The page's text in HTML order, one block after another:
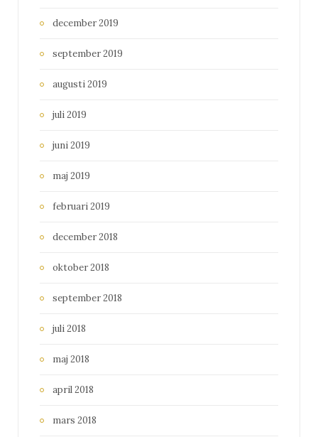
december 2019
september 2019
augusti 2019
juli 2019
juni 2019
maj 2019
februari 2019
december 2018
oktober 2018
september 2018
juli 2018
maj 2018
april 2018
mars 2018